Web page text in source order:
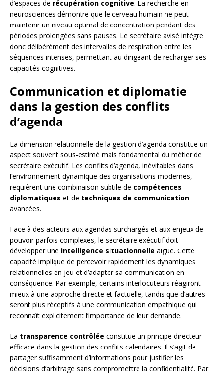
d’espaces de récupération cognitive. La recherche en
neurosciences démontre que le cerveau humain ne peut
maintenir un niveau optimal de concentration pendant des
périodes prolongées sans pauses. Le secrétaire avisé intègre
donc délibérément des intervalles de respiration entre les
séquences intenses, permettant au dirigeant de recharger ses
capacités cognitives.
Communication et diplomatie
dans la gestion des conflits
d’agenda
La dimension relationnelle de la gestion d’agenda constitue un
aspect souvent sous-estimé mais fondamental du métier de
secrétaire exécutif. Les conflits d’agenda, inévitables dans
l’environnement dynamique des organisations modernes,
requièrent une combinaison subtile de compétences
diplomatiques et de techniques de communication
avancées.
Face à des acteurs aux agendas surchargés et aux enjeux de
pouvoir parfois complexes, le secrétaire exécutif doit
développer une intelligence situationnelle aiguë. Cette
capacité implique de percevoir rapidement les dynamiques
relationnelles en jeu et d’adapter sa communication en
conséquence. Par exemple, certains interlocuteurs réagiront
mieux à une approche directe et factuelle, tandis que d’autres
seront plus réceptifs à une communication empathique qui
reconnaît explicitement l’importance de leur demande.
La transparence contrôlée constitue un principe directeur
efficace dans la gestion des conflits calendaires. Il s’agit de
partager suffisamment d’informations pour justifier les
décisions d’arbitrage sans compromettre la confidentialité. Par